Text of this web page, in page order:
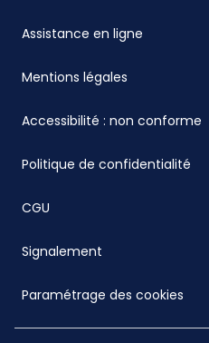
Assistance en ligne
Mentions légales
Accessibilité : non conforme
Politique de confidentialité
CGU
Signalement
Paramétrage des cookies